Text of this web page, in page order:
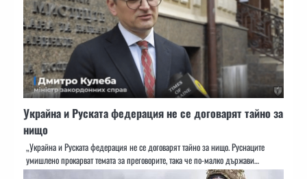
Украйна и Руската федерация не се договарят тайно за
нищо
„Украйна и Руската федерация не се договарят тайно за нищо. Руснаците
умишлено прокарват темата за преговорите, така че по-малко държави…